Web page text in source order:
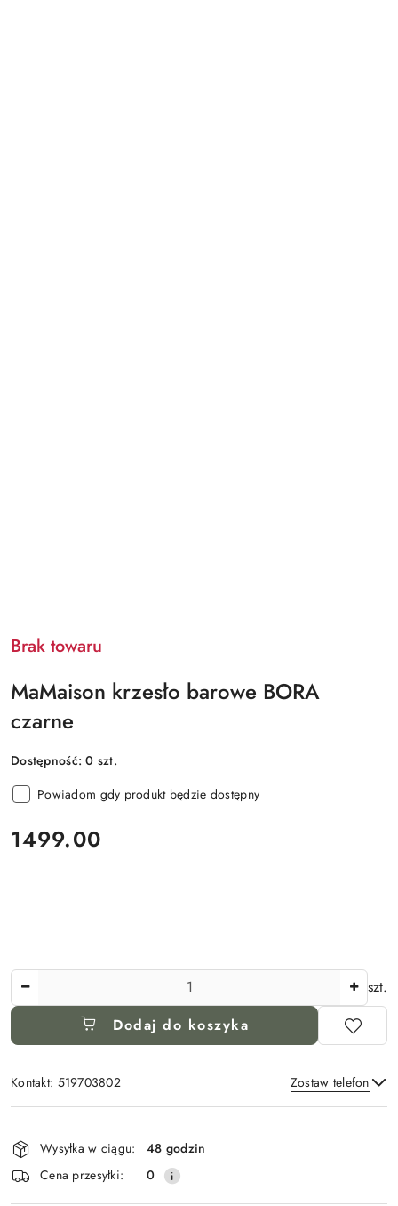
Brak towaru
MaMaison krzesło barowe BORA
czarne
Dostępność:0 szt.
Powiadom gdy produkt będzie dostępny
cena:
1499.00
szt.
Dodaj do koszyka
Kontakt: 519703802 Zostaw telefon
Dostępność
i
dostawa
Wysyłka w ciągu:
48 godzin
Cena przesyłki:
0